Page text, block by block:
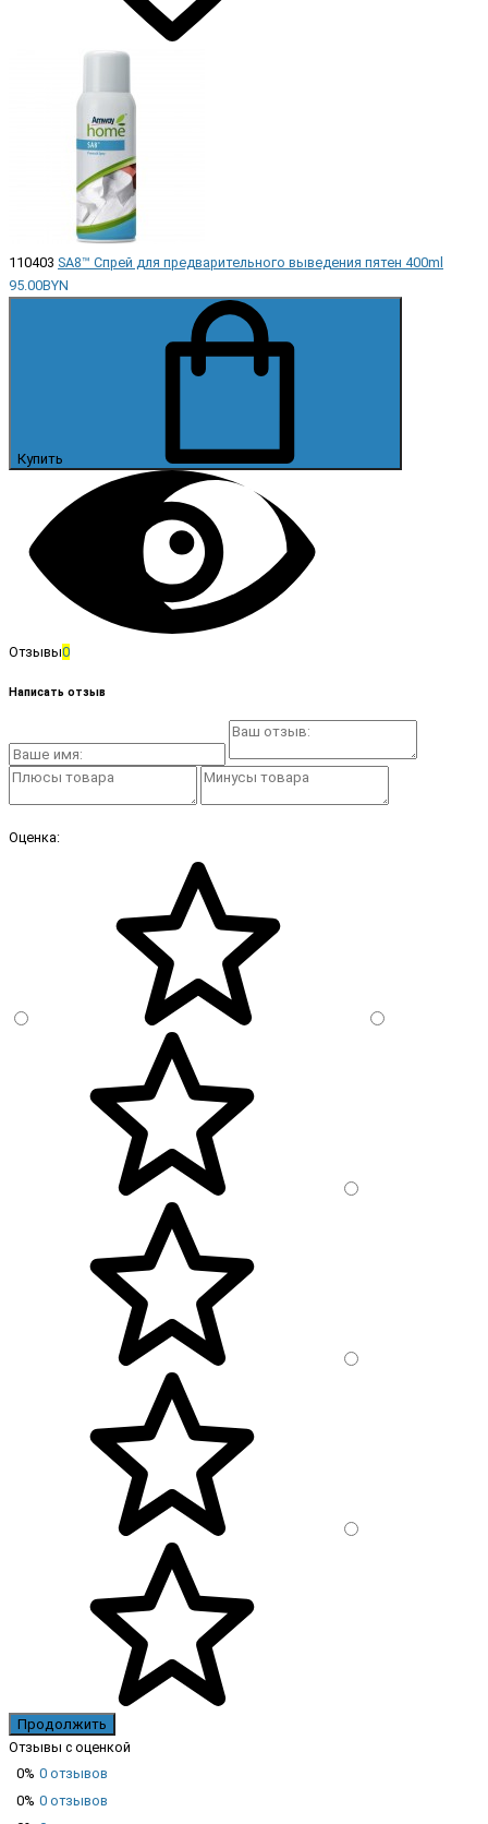
110403 SA8™ Спрей для предварительного выведения пятен 400ml
95.00BYN
Купить
Отзывы0
Написать отзыв
Оценка:
Продолжить
Отзывы с оценкой
0% 0 отзывов
0% 0 отзывов